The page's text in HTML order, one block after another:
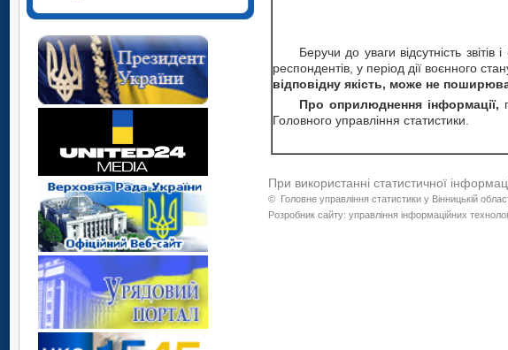
Беручи до уваги відсутність
респондентів, у період дії воєнного
відповідну якість, може не
Про оприлюднення інформації,
Головного управління статистики.
При використанні статистичної
© Головне управління статистики у Вінницькій
Розробник сайту: управління інформаційних